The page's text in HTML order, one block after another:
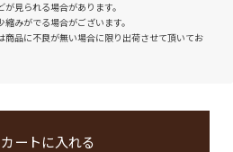
見られる場合があります。
みがでる場合がございます。
品に不良が無い場合に限り出荷させて頂いてお
カートに入れる